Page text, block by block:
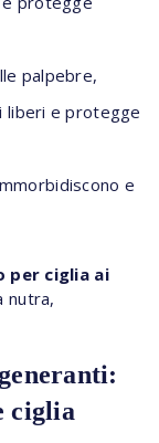
palpebre,
liberi e protegge
e
per ciglia ai
nutra,
ciglia